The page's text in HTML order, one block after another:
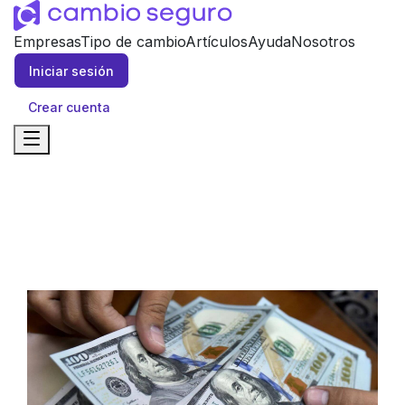
EmpresasTipo de cambioArtículosAyudaNosotros
Iniciar sesión
Crear cuenta